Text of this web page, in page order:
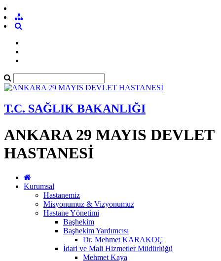
T.C. SAĞLIK BAKANLIĞI
ANKARA 29 MAYIS DEVLET
HASTANESİ
Kurumsal
Hastanemiz
Misyonumuz & Vizyonumuz
Hastane Yönetimi
Başhekim
Başhekim Yardımcısı
Dr. Mehmet KARAKOÇ
İdari ve Mali Hizmetler Müdürlüğü
Mehmet Kaya